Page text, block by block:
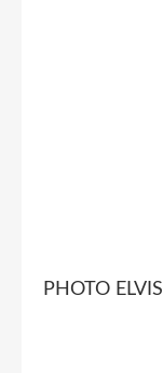
PHOTO ELVIS